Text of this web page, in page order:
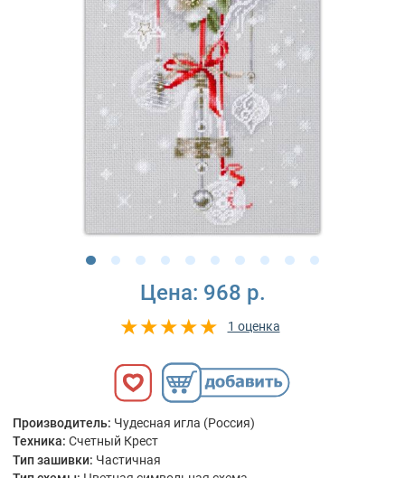
Цена: 968 р.
1 оценка
Производитель: Чудесная игла (Россия)
Техника: Счетный Крест
Тип зашивки: Частичная